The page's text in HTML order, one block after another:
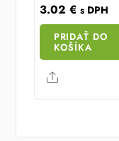
3.02 € s DPH
PRIDAŤ DO
KOŠÍKA
Share